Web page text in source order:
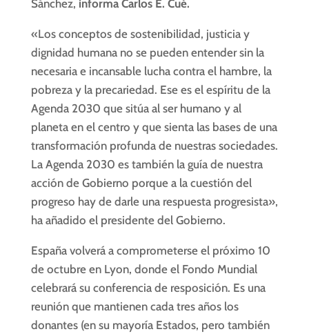
Sánchez, informa Carlos E. Cué.
«Los conceptos de sostenibilidad, justicia y
dignidad humana no se pueden entender sin la
necesaria e incansable lucha contra el hambre, la
pobreza y la precariedad. Ese es el espíritu de la
Agenda 2030 que sitúa al ser humano y al
planeta en el centro y que sienta las bases de una
transformación profunda de nuestras sociedades.
La Agenda 2030 es también la guía de nuestra
acción de Gobierno porque a la cuestión del
progreso hay de darle una respuesta progresista»,
ha añadido el presidente del Gobierno.
España volverá a comprometerse el próximo 10
de octubre en Lyon, donde el Fondo Mundial
celebrará su conferencia de resposición. Es una
reunión que mantienen cada tres años los
donantes (en su mayoría Estados, pero también